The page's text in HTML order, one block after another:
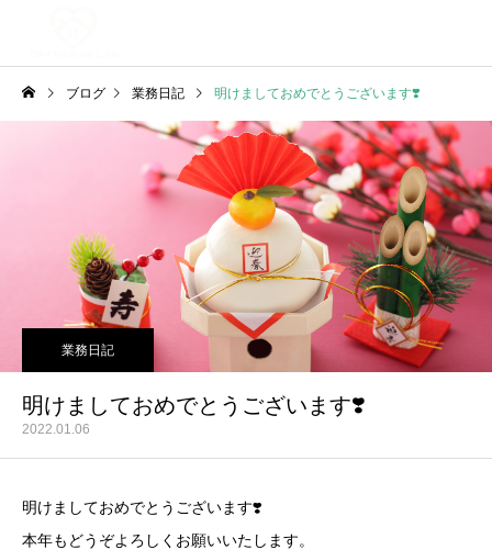
ブログ 業務日記 明けましておめでとうございます❣️
業務日記
明けましておめでとうございます❣️
2022.01.06
明けましておめでとうございます❣️
本年もどうぞよろしくお願いいたします。